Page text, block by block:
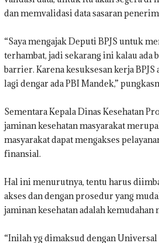
dan memvalidasi data sasaran
“Saya mengajak Deputi BPJS untuk
terhambat, jadi sekarang ini kalau ada
barrier. Karena kesuksesan kerja
lagi dengar ada PBI Mandek,”
Sementara Kepala Dinas Kesehatan
jaminan kesehatan masyarakat
masyarakat dapat mengakses
finansial.
Hal ini menurutnya, tentu harus
akses dan dengan prosedur yang
jaminan kesehatan adalah
“Inilah yg dimaksud dengan